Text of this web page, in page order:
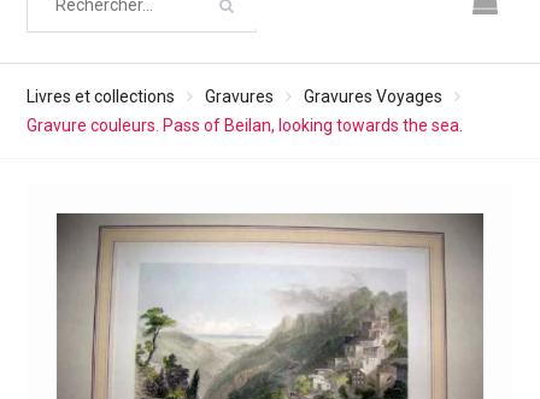
Livres et collections Gravures
Gravures Voyages
Gravure couleurs. Pass of Beilan, looking towards the sea.